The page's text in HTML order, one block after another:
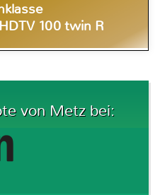
100 twin R
von Metz bei: